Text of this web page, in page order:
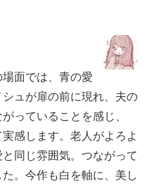
面では、青の愛
ュが扉の前に現れ、夫の
っていることを感じ、
感します。老人がよろよ
同じ雰囲気。つながって
。今作も白を軸に、美し